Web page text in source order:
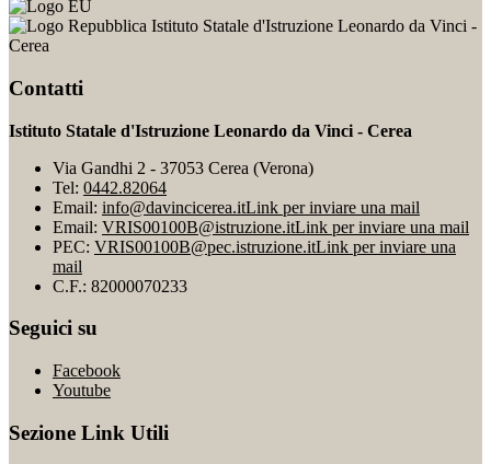
Istituto Statale d'Istruzione Leonardo da Vinci -
Cerea
Contatti
Istituto Statale d'Istruzione Leonardo da Vinci - Cerea
Via Gandhi 2 - 37053 Cerea (Verona)
Tel: 0442.82064
Email: info@davincicerea.itLink per inviare una mail
Email: VRIS00100B@istruzione.itLink per inviare una mail
PEC: VRIS00100B@pec.istruzione.itLink per inviare una
mail
C.F.: 82000070233
Seguici su
Facebook
Youtube
Sezione Link Utili